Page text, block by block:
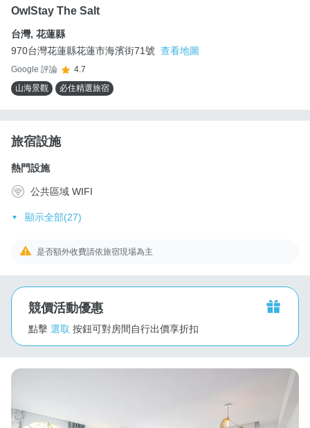
OwlStay The Salt
台灣, 花蓮縣
970台灣花蓮縣花蓮市海濱街71號 查看地圖
Google 評論
4.7
山海景觀
必住精選旅宿
旅宿設施
熱門設施
公共區域 WIFI
顯示全部(27)
是否額外收費請依旅宿現場為主
競價活動優惠
點擊 選取 按鈕可對房間自行出價享折扣